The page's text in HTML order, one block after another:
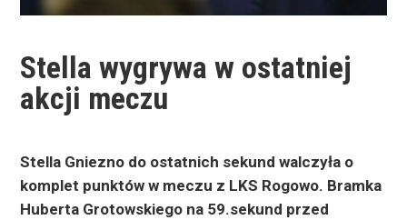
Stella wygrywa w ostatniej
akcji meczu
Stella Gniezno do ostatnich sekund walczyła o
komplet punktów w meczu z LKS Rogowo. Bramka
Huberta Grotowskiego na 59.sekund przed